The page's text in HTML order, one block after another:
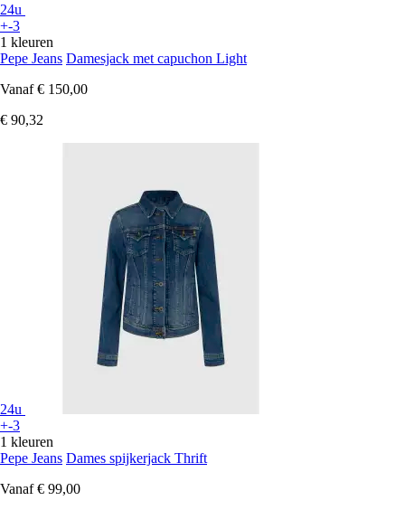
24u
+-3
1 kleuren
Pepe Jeans Damesjack met capuchon Light
Vanaf € 150,00
€ 90,32
24u
+-3
1 kleuren
Pepe Jeans Dames spijkerjack Thrift
Vanaf € 99,00